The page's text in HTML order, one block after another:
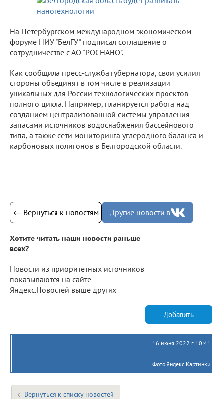
На Петербургском международном экономическом
форуме НИУ "БелГУ" подписал соглашение о
сотрудничестве с АО "РОСНАНО".
Как сообщила пресс-служба губернатора, свои усилия
стороны объединят в том числе в реализации
уникальных для России технологических проектов
полного цикла. Например, планируется работа над
созданием централизованной системы управления
запасами источников водоснабжения бассейнового
типа, а также сети мониторинга углеродного баланса и
карбоновых полигонов в Белгородской области.
← Вернуться к новостям Другие новости в
Хотите читать наши новости раньше
всех?
Новости из приоритетных источников
показываются на сайте
Яндекс.Новостей выше других
Добавить
16 июня 2022 г. 10:41
Фото Яндекс.Картинки
Вернуться к списку новостей